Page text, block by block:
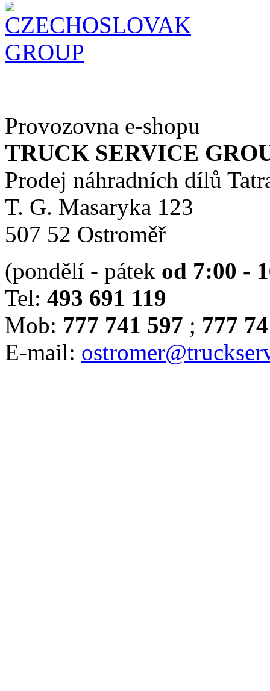
Provozovna e-shopu
TRUCK SERVICE
Prodej náhradních dílů
T. G. Masaryka 123
507 52 Ostroměř
(pondělí - pátek od 7:00 -
Tel: 493 691 119
Mob: 777 741 597 ; 777
E-mail: